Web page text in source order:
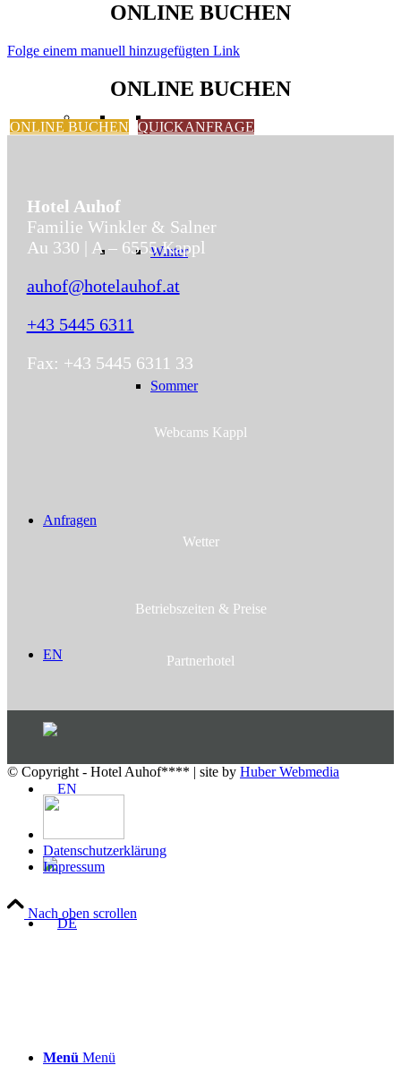
Winter
Sommer
Anfragen
EN
Menü Menü
ONLINE BUCHEN
Folge einem manuell hinzugefügten Link
ONLINE BUCHEN
ONLINE BUCHEN QUICKANFRAGE
Hotel Auhof
Familie Winkler & Salner
Au 330 | A – 6555 Kappl
auhof@hotelauhof.at
+43 5445 6311
Fax: +43 5445 6311 33
Webcams Kappl
Wetter
Betriebs­zeiten & Preise
Partnerhotel
© Copyright - Hotel Auhof**** | site by Huber Webmedia
Datenschutzerklärung
Impressum
Nach oben scrollen